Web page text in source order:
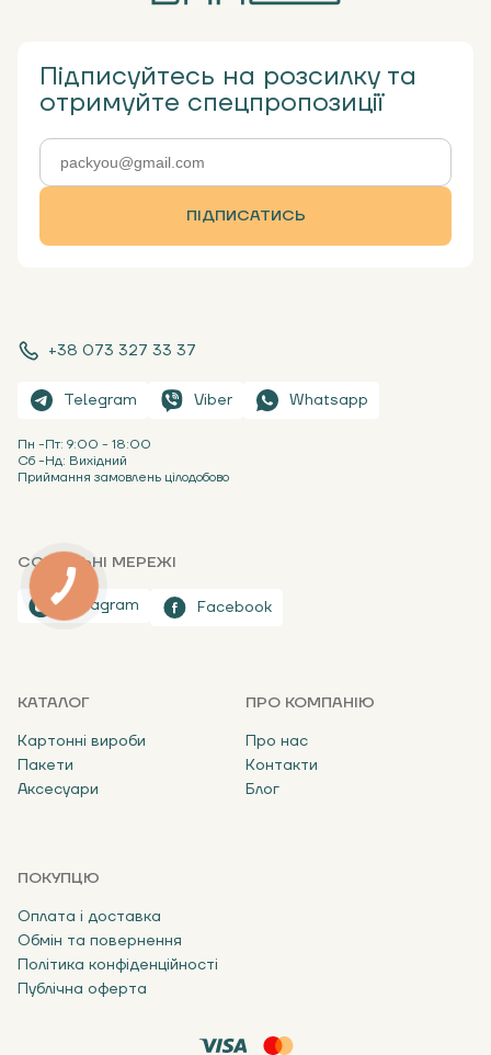
+38 073 327 33 37
Telegram Viber Whatsapp
Пн -Пт: 9:00 - 18:00
Сб -Нд: Вихідний
Приймання замовлень цілодобово
СОЦІАЛЬНІ МЕРЕЖІ
Instagram Facebook
КАТАЛОГ
Картонні вироби
Пакети
Аксесуари
ПРО КОМПАНІЮ
Про нас
Контакти
Блог
ПОКУПЦЮ
Оплата і доставка
Обмін та повернення
Політика конфіденційності
Публічна оферта
Підписуйтесь на розсилку та
отримуйте спецпропозиції
ПІДПИСАТИСЬ